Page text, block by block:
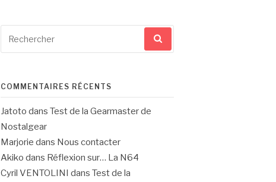
pour
COMMENTAIRES RÉCENTS
Jatoto dans Test de la Gearmaster de
Nostalgear
Marjorie dans Nous contacter
Akiko dans Réflexion sur… La N64
Cyril VENTOLINI dans Test de la